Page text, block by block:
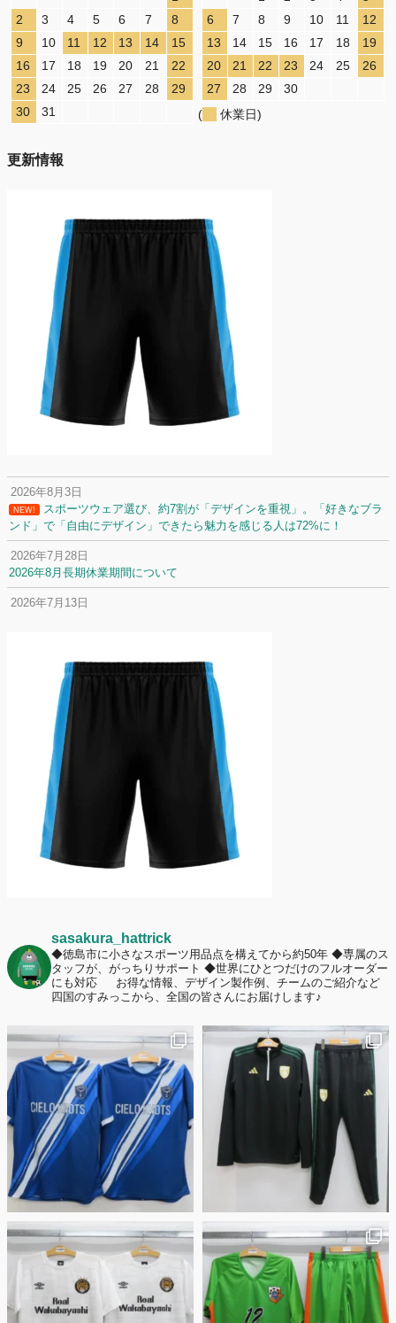
2
3 4 5 6 7
8
9
10 11 12 13 14
15
16
17 18 19 20 21
22
23
24 25 26 27 28
29
30
31
6
7 8 9 10 11
12
13
14 15 16 17 18
19
20
21 22 23 24 25
26
27
28 29
30
(
休業日)
更新情報
2026年8月3日
NEW!
スポーツウェア選び、約7割が「デザインを重視」。「好きなブラ
ンド」で「自由にデザイン」できたら魅力を感じる人は72%に！
2026年7月28日
2026年8月長期休業期間について
2026年7月13日
名前入りユニフォームで子どもの自信が「プラスになった」と感じた保
護者は約67%！「やや高いと感じたが納得して購入した」と価値を実感
する声も32.7%に！
2026年6月15日
応援ユニフォーム、約53％が「会場に一体感があってよい」と回答。チ
ームへの愛情が伝わる応援スタイルとは？
sasakura_hattrick
◆徳島市に小さなスポーツ用品点を構えてから約50年 ◆専属のス
タッフが、がっちりサポート ◆世界にひとつだけのフルオーダー
にも対応
お得な情報、デザイン製作例、チームのご紹介など
四国のすみっこから、全国の皆さんにお届けします♪